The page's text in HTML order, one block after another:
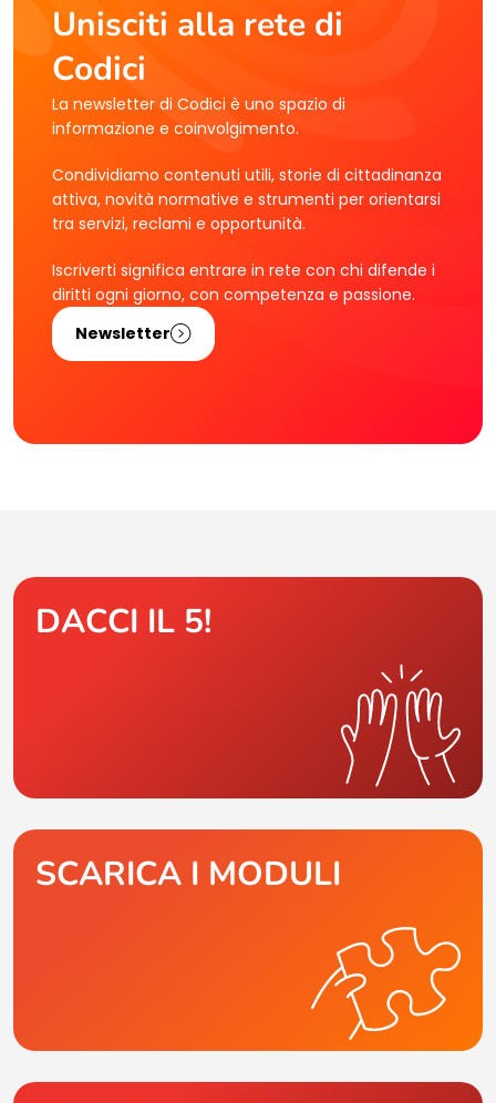
Unisciti alla rete di
Codici
La newsletter di Codici è uno spazio di
informazione e coinvolgimento.
Condividiamo contenuti utili, storie di cittadinanza
attiva, novità normative e strumenti per orientarsi
tra servizi, reclami e opportunità.
Iscriverti significa entrare in rete con chi difende i
diritti ogni giorno, con competenza e passione.
Newsletter
DACCI IL 5!
SCARICA I MODULI